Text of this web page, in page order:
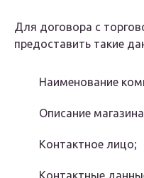
Для договора с
предоставить такие
Наименование
Описание
Контактное лицо;